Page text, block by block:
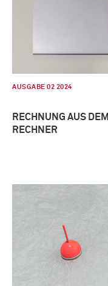
AUSGABE 02 2024
RECHNUNG AUS DEM
RECHNER